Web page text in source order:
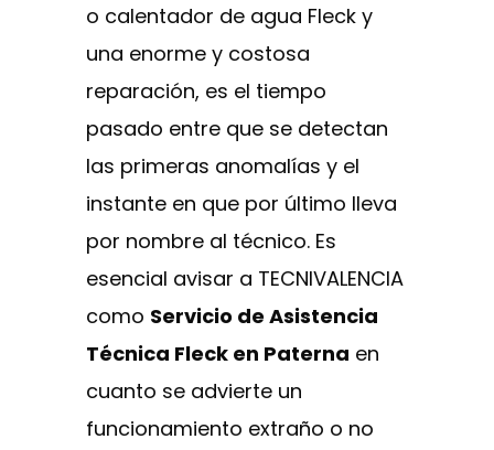
o calentador de agua Fleck y
una enorme y costosa
reparación, es el tiempo
pasado entre que se detectan
las primeras anomalías y el
instante en que por último lleva
por nombre al técnico. Es
esencial avisar a TECNIVALENCIA
como Servicio de Asistencia
Técnica Fleck en Paterna en
cuanto se advierte un
funcionamiento extraño o no